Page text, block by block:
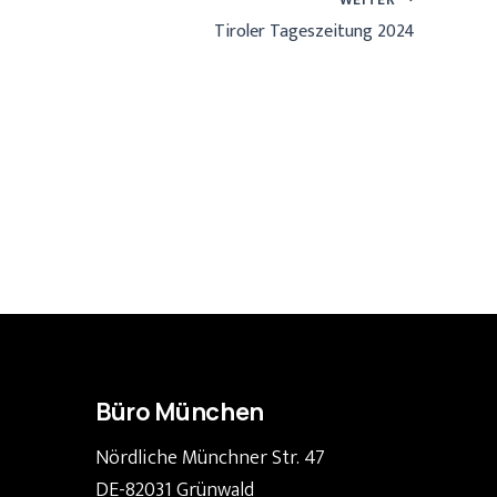
Tiroler Tageszeitung 2024
Büro München
Nördliche Münchner Str. 47
DE-82031 Grünwald